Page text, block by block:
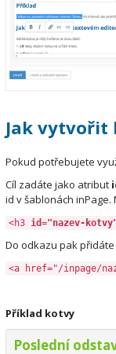
Jak vytvořit
Pokud potřebujete
Cíl zadáte jako atribut
id v šablonách
<h3 id="nazev-
Do odkazu pak
<a href="/inpage/
Příklad kotvy
Poslední